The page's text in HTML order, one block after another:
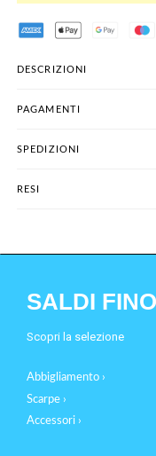
DESCRIZIONI
PAGAMENTI
SPEDIZIONI
RESI
SALDI
Scopri la selezione
Abbigliamento ›
Scarpe ›
Accessori ›